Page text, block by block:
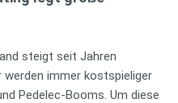
steigt seit Jahren
werden immer kostspieliger
Pedelec-Booms. Um diese